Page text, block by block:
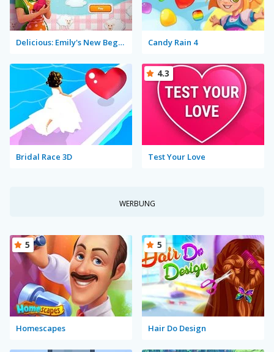
Delicious: Emily's New Beginning Candy Rain 4
Bridal Race 3D Test Your Love
4.3
WERBUNG
Homescapes
5
Hair Do Design
5